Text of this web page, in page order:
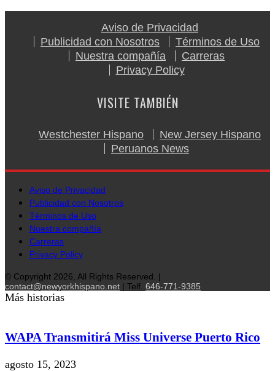
Aviso de Privacidad
Publicidad con Nosotros
Términos de Uso
Nuestra compañía
Carreras
Privacy Policy
VISITE TAMBIÉN
Westchester Hispano
New Jersey Hispano
Peruanos News
Aviso de Privacidad
Publicidad con Nosotros
Términos de Uso
Nuestra compañía
Carreras
Privacy Policy
© Copyright 2026, All Rights Reserved. |
contact@newyorkhispano.net | Telf. 646-771-9385
Más historias
WAPA Transmitirá Miss Universe Puerto Rico
agosto 15, 2023